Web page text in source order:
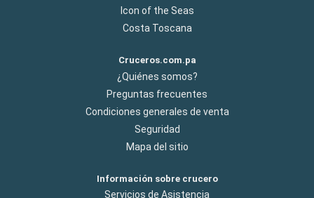
Icon of the Seas
Costa Toscana
Cruceros.com.pa
¿Quiénes somos?
Preguntas frecuentes
Condiciones generales de venta
Seguridad
Mapa del sitio
Información sobre crucero
Servicios de Asistencia